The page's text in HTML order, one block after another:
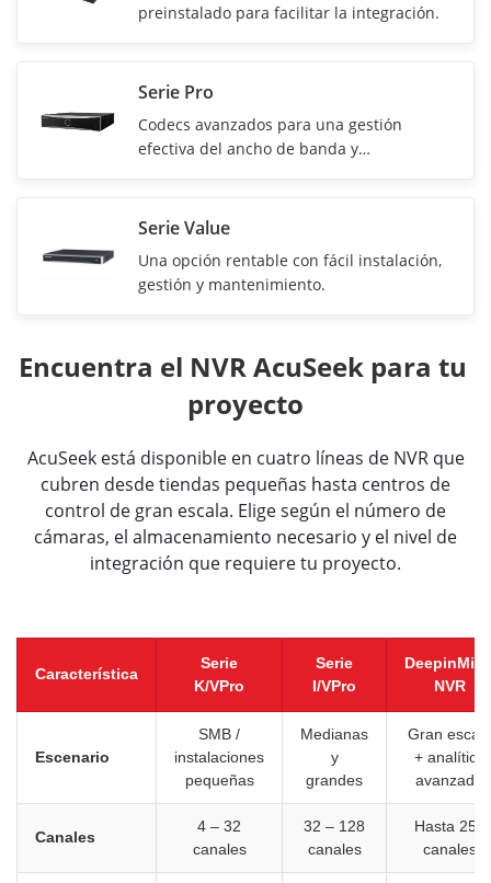
preinstalado para facilitar la integración.
Serie Pro
Codecs avanzados para una gestión
efectiva del ancho de banda y
Serie Value
Una opción rentable con fácil instalación,
gestión y mantenimiento.
Encuentra el NVR AcuSeek para tu
proyecto
AcuSeek está disponible en cuatro líneas de NVR que
cubren desde tiendas pequeñas hasta centros de
control de gran escala. Elige según el número de
cámaras, el almacenamiento necesario y el nivel de
integración que requiere tu proyecto.
Característica
Serie
K/VPro
Serie
I/VPro
NVR
Escenario
SMB /
instalaciones
pequeñas
Medianas
y
grandes
Gran escala
+ analítica
avanzada
Canales
4 – 32
canales
32 – 128
canales
Hasta 256
canales